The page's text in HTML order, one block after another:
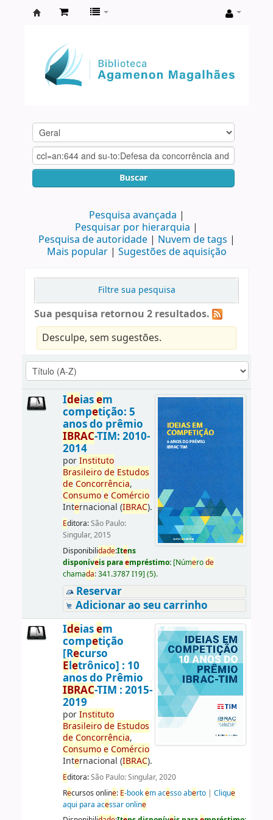
Agamenon
Magalhães
Buscar
Pesquisa avançada
Pesquisar por hierarquia
Pesquisa de autoridade
Nuvem de tags
Mais popular
Sugestões de aquisição
Filtre sua pesquisa
Sua pesquisa retornou 2 resultados.
Desculpe, sem sugestões.
Ideiasem
competição: 5
anos do prêmio
IBRAC-TIM: 2010-
2014
porInstituto
Brasileiro de Estudos
de Concorrência,
Consumo e Comércio
Internacional (IBRAC).
Editora:São Paulo:
Singular, 2015
Disponibilidade:Itens
disponíveis paraempréstimo: [Númerode
chamada:341.3787 I19] (5).
Reservar
Adicionar ao seu carrinho
Ideiasem
competição
[Recurso
Eletrônico] : 10
anos do Prêmio
IBRAC-TIM : 2015-
2019
porInstituto
Brasileiro de Estudos
de Concorrência,
Consumo e Comércio
Internacional (IBRAC).
Editora:São Paulo: Singular, 2020
Recursos online: E-bookem acesso aberto| Clique
aqui para acessar online